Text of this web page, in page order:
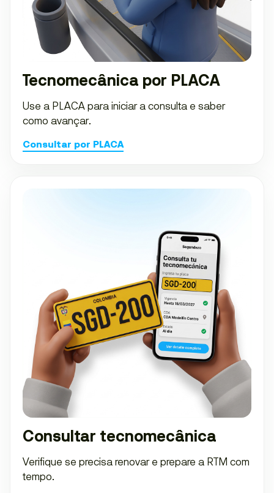
Tecnomecânica por PLACA
Use a PLACA para iniciar a consulta e saber
como avançar.
Consultar por PLACA
Consultar tecnomecânica
Verifique se precisa renovar e prepare a RTM com
tempo.